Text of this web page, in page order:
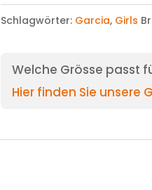
Schlagwörter: Garcia, Girls
Welche Grösse passt
Hier finden Sie unsere